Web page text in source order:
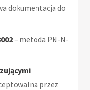
dokumentacja do
– metoda PN-N-
przez